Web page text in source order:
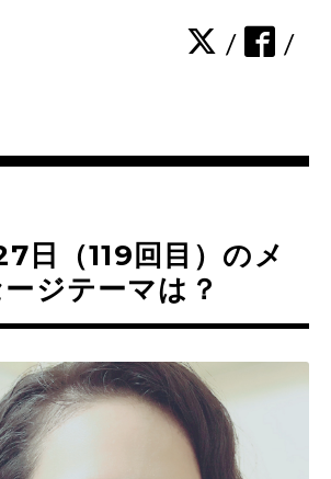
/ /
日（119回目）のメ
ジテーマは？